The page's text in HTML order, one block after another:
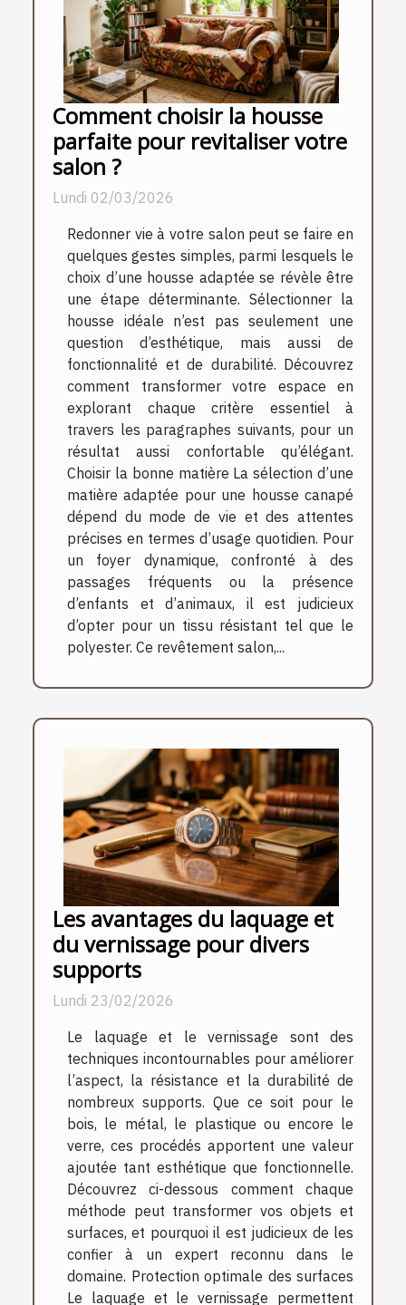
Comment choisir la housse
parfaite pour revitaliser votre
salon ?
Lundi 02/03/2026
Redonner vie à votre salon peut se faire en
quelques gestes simples, parmi lesquels le
choix d’une housse adaptée se révèle être
une étape déterminante. Sélectionner la
housse idéale n’est pas seulement une
question d’esthétique, mais aussi de
fonctionnalité et de durabilité. Découvrez
comment transformer votre espace en
explorant chaque critère essentiel à
travers les paragraphes suivants, pour un
résultat aussi confortable qu’élégant.
Choisir la bonne matière La sélection d’une
matière adaptée pour une housse canapé
dépend du mode de vie et des attentes
précises en termes d’usage quotidien. Pour
un foyer dynamique, confronté à des
passages fréquents ou la présence
d’enfants et d’animaux, il est judicieux
d’opter pour un tissu résistant tel que le
polyester. Ce revêtement salon,...
Les avantages du laquage et
du vernissage pour divers
supports
Lundi 23/02/2026
Le laquage et le vernissage sont des
techniques incontournables pour améliorer
l’aspect, la résistance et la durabilité de
nombreux supports. Que ce soit pour le
bois, le métal, le plastique ou encore le
verre, ces procédés apportent une valeur
ajoutée tant esthétique que fonctionnelle.
Découvrez ci-dessous comment chaque
méthode peut transformer vos objets et
surfaces, et pourquoi il est judicieux de les
confier à un expert reconnu dans le
domaine. Protection optimale des surfaces
Le laquage et le vernissage permettent